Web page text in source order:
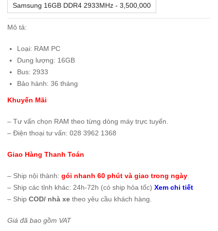
Samsung 16GB DDR4 2933MHz - 3,500,000
Mô tả:
Loại: RAM PC
Dung lượng: 16GB
Bus: 2933
Bảo hành: 36 tháng
Khuyến Mãi
– Tư vấn chọn RAM theo từng dòng máy trực tuyến.
– Điện thoại tư vấn: 028 3962 1368
Giao Hàng Thanh Toán
– Ship nội thành: gói nhanh 60 phút và giao trong ngày
– Ship các tỉnh khác: 24h-72h (có ship hỏa tốc) Xem chi tiết
– Ship COD/ nhà xe theo yêu cầu khách hàng.
Giá đã bao gồm VAT